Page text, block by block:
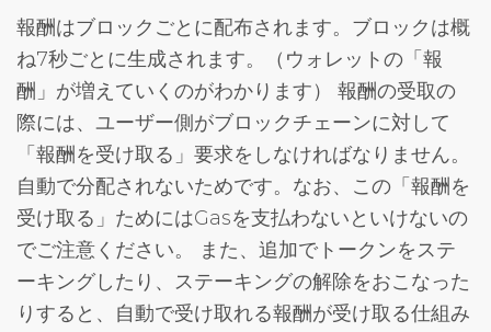
報酬はブロックごとに配布されます。ブロックは概
ね7秒ごとに生成されます。（ウォレットの「報
酬」が増えていくのがわかります） 報酬の受取の
際には、ユーザー側がブロックチェーンに対して
「報酬を受け取る」要求をしなければなりません。
自動で分配されないためです。なお、この「報酬を
受け取る」ためにはGasを支払わないといけないの
でご注意ください。 また、追加でトークンをステ
ーキングしたり、ステーキングの解除をおこなった
りすると、自動で受け取れる報酬が受け取る仕組み